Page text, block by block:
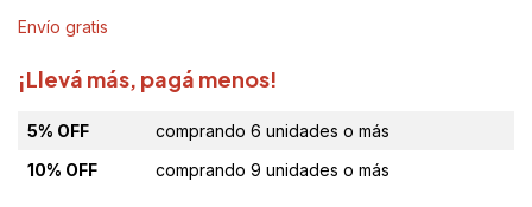
Envío gratis
¡Llevá más, pagá menos!
5% OFF
comprando 6 unidades o más
10% OFF
comprando 9 unidades o más